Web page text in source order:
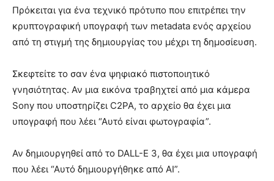
Πρόκειται για ένα τεχνικό πρότυπο που επιτρέπει την
κρυπτογραφική υπογραφή των metadata ενός αρχείου
από τη στιγμή της δημιουργίας του μέχρι τη δημοσίευση.
Σκεφτείτε το σαν ένα ψηφιακό πιστοποιητικό
γνησιότητας. Αν μια εικόνα τραβηχτεί από μια κάμερα
Sony που υποστηρίζει C2PA, το αρχείο θα έχει μια
υπογραφή που λέει “Αυτό είναι φωτογραφία”.
Αν δημιουργηθεί από το DALL-E 3, θα έχει μια υπογραφή
που λέει “Αυτό δημιουργήθηκε από AI”.